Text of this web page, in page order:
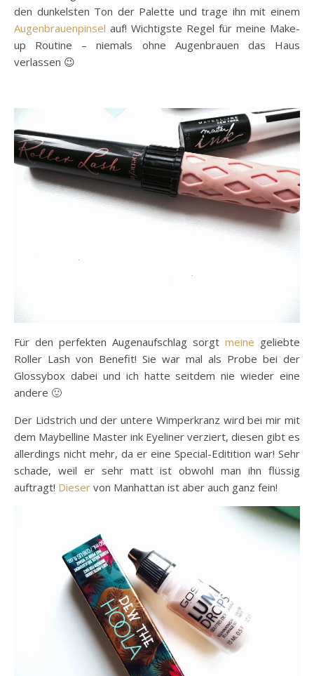
den dunkelsten Ton der Palette und trage ihn mit einem
Augenbrauenpinsel auf! Wichtigste Regel für meine Make-
up Routine – niemals ohne Augenbrauen das Haus
verlassen 😉
Für den perfekten Augenaufschlag sorgt meine geliebte
Roller Lash von Benefit! Sie war mal als Probe bei der
Glossybox dabei und ich hatte seitdem nie wieder eine
andere 🙂
Der Lidstrich und der untere Wimperkranz wird bei mir mit
dem Maybelline Master ink Eyeliner verziert, diesen gibt es
allerdings nicht mehr, da er eine Special-Editition war! Sehr
schade, weil er sehr matt ist obwohl man ihn flüssig
auftragt! Dieser von Manhattan ist aber auch ganz fein!